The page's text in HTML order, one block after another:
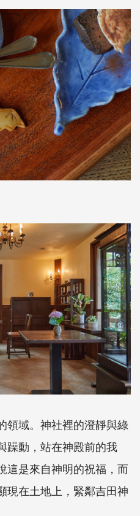
領域。神社裡的澄靜與綠
躁動，站在神殿前的我
這是來自神明的祝福，而
現在土地上，緊鄰吉田神